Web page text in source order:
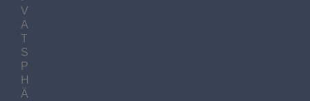
V
A
T
S
P
H
Ä